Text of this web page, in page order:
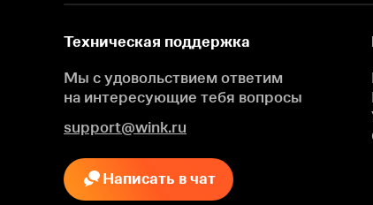
Техническая поддержка
Мы с удовольствием ответим
на интересующие тебя вопросы
support@wink.ru
Написать в чат